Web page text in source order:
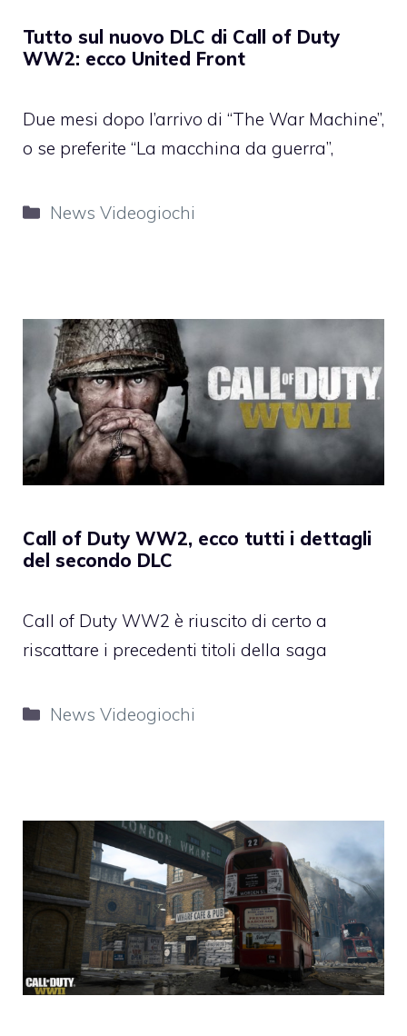
Tutto sul nuovo DLC di Call of Duty
WW2: ecco United Front
Due mesi dopo l’arrivo di “The War Machine”,
o se preferite “La macchina da guerra”,
Categorie
News Videogiochi
Call of Duty WW2, ecco tutti i dettagli
del secondo DLC
Call of Duty WW2 è riuscito di certo a
riscattare i precedenti titoli della saga
Categorie
News Videogiochi